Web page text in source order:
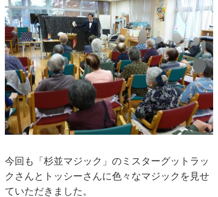
今回も「杉並マジック」のミスターグットラッ
クさんとトッシーさんに色々なマジックを見せ
ていただきました。